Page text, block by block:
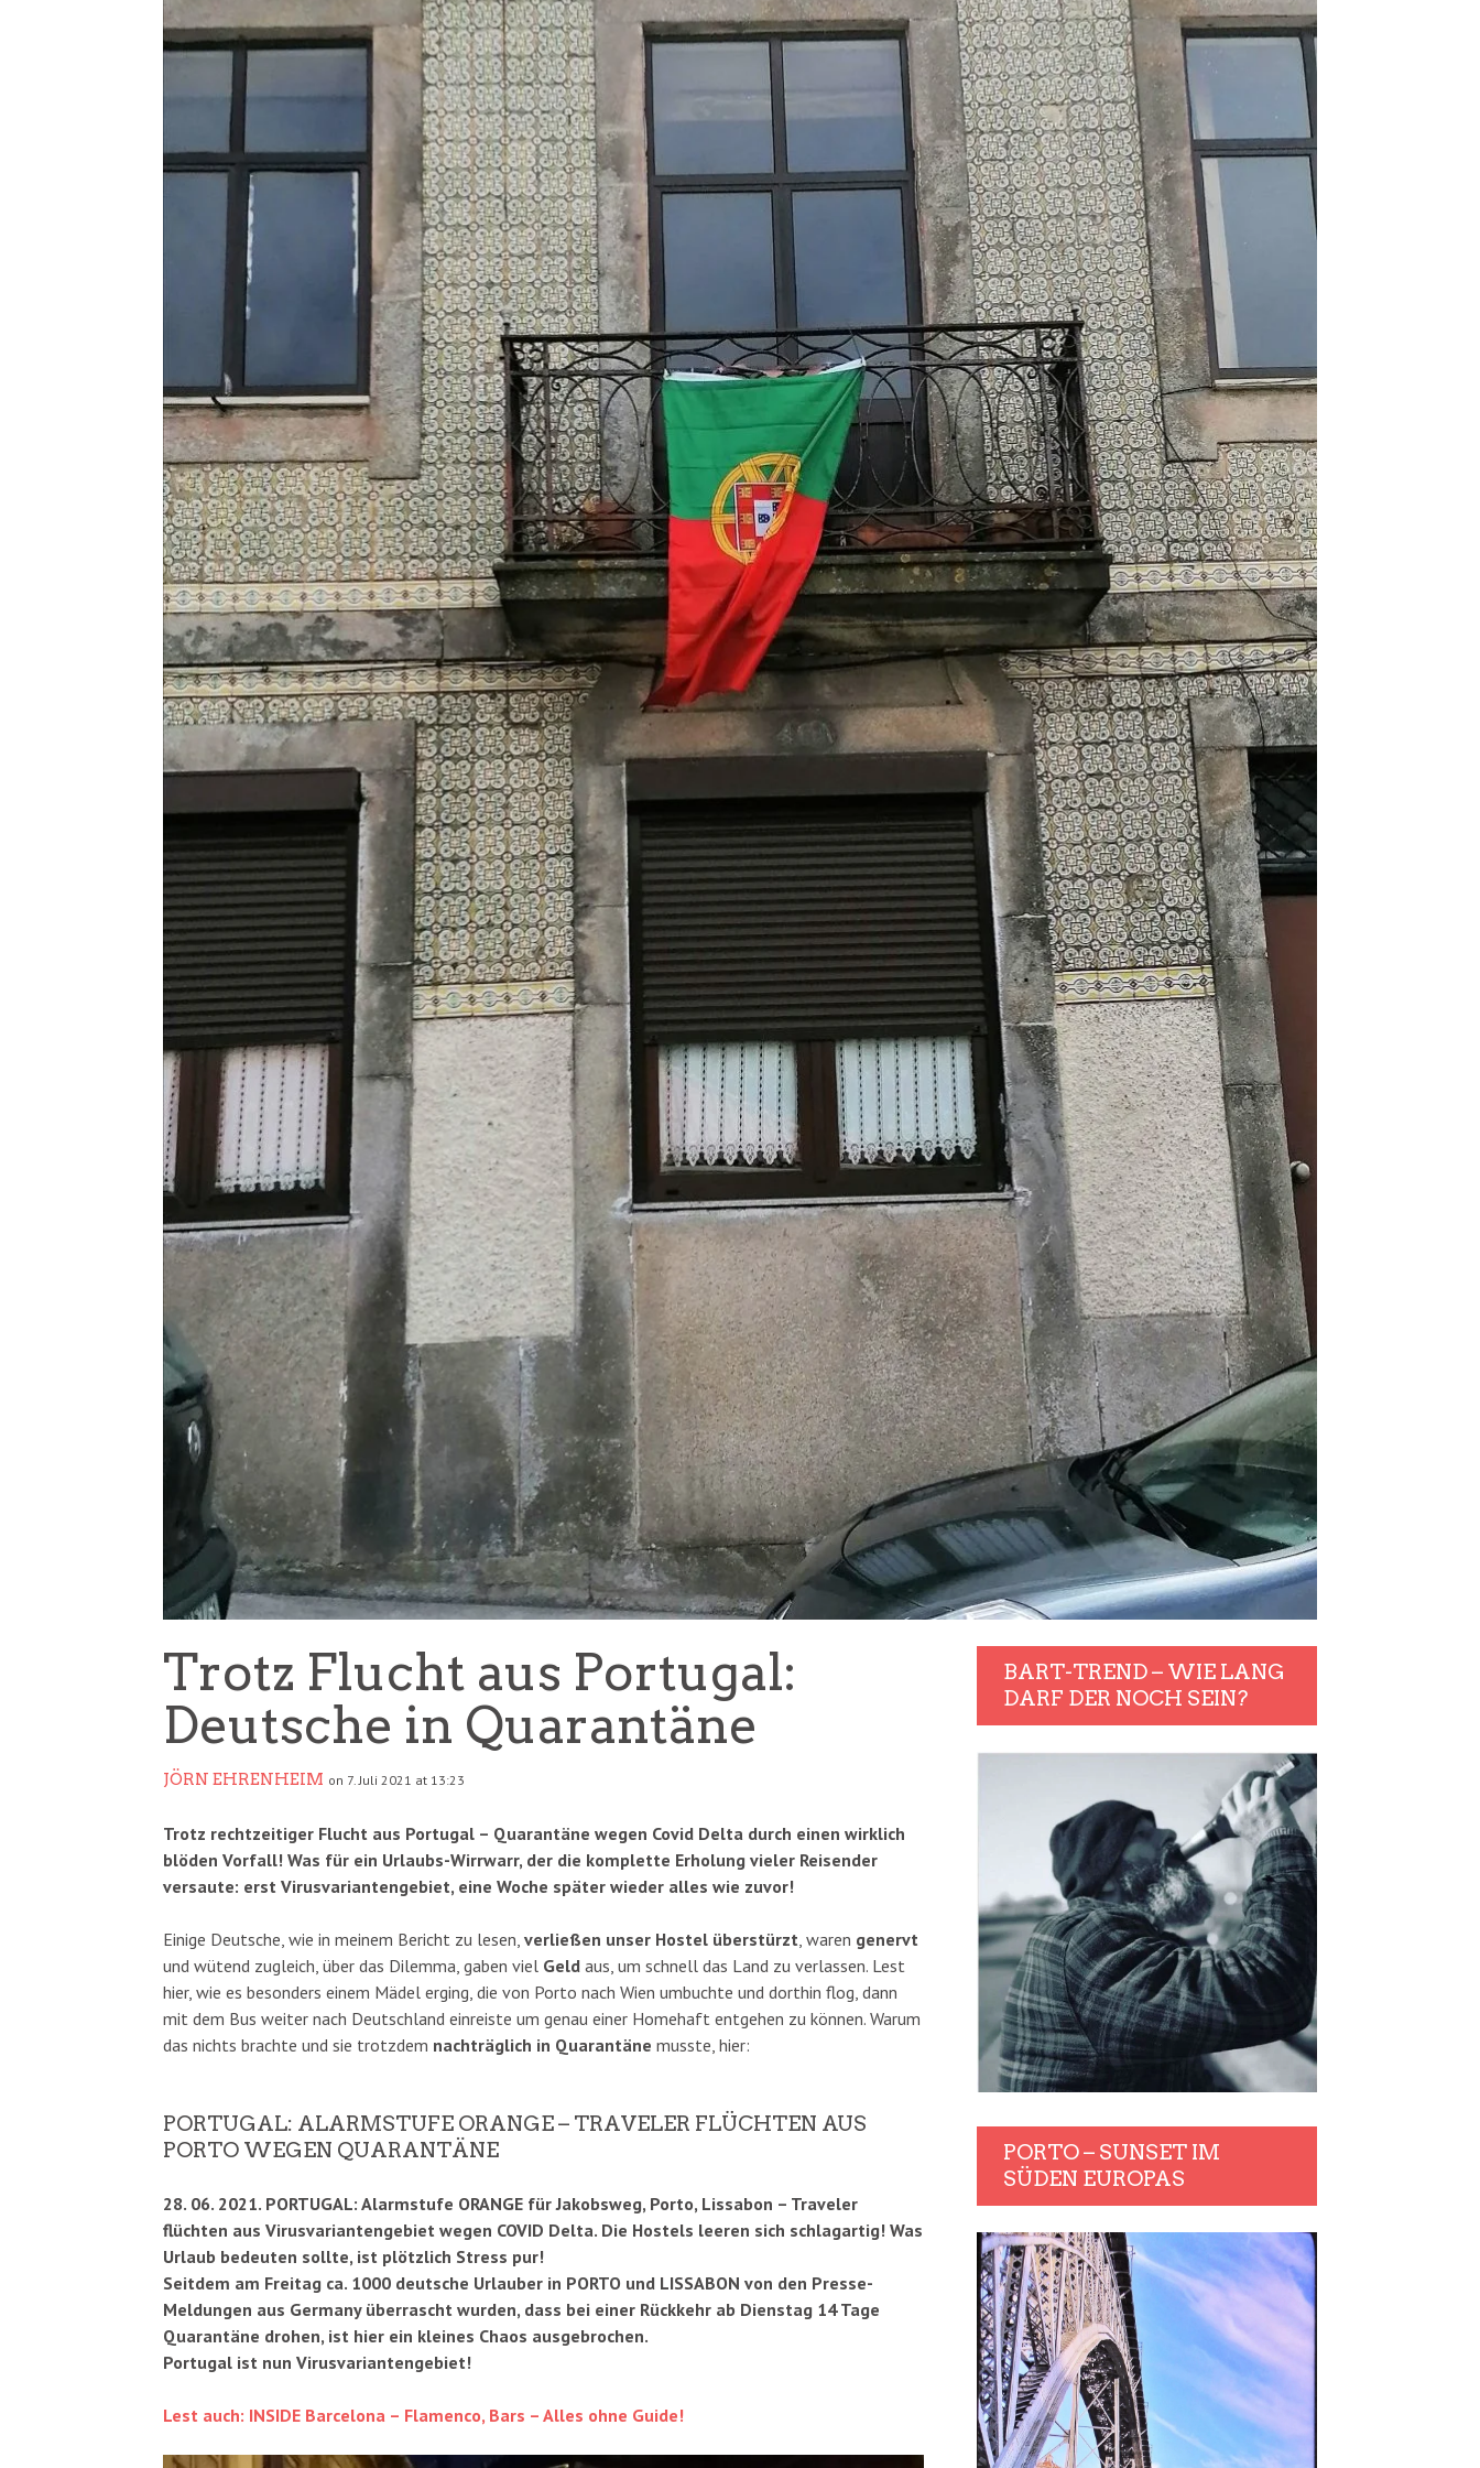
Trotz Flucht aus Portugal:
Deutsche in Quarantäne
JÖRN EHRENHEIM on 7. Juli 2021 at 13:23
Trotz rechtzeitiger Flucht aus Portugal – Quarantäne wegen Covid Delta durch einen wirklich
blöden Vorfall! Was für ein Urlaubs-Wirrwarr, der die komplette Erholung vieler Reisender
versaute: erst Virusvariantengebiet, eine Woche später wieder alles wie zuvor!
Einige Deutsche, wie in meinem Bericht zu lesen, verließen unser Hostel überstürzt , waren genervt
und wütend zugleich, über das Dilemma, gaben viel Geld aus, um schnell das Land zu verlassen. Lest
hier, wie es besonders einem Mädel erging, die von Porto nach Wien umbuchte und dorthin flog, dann
mit dem Bus weiter nach Deutschland einreiste um genau einer Homehaft entgehen zu können. Warum
das nichts brachte und sie trotzdem nachträglich in Quarantäne musste, hier:
PORTUGAL: ALARMSTUFE ORANGE – TRAVELER FLÜCHTEN AUS
PORTO WEGEN QUARANTÄNE
28. 06. 2021. PORTUGAL: Alarmstufe ORANGE für Jakobsweg, Porto, Lissabon – Traveler
flüchten aus Virusvariantengebiet wegen COVID Delta. Die Hostels leeren sich schlagartig! Was
Urlaub bedeuten sollte, ist plötzlich Stress pur!
Seitdem am Freitag ca. 1000 deutsche Urlauber in PORTO und LISSABON von den Presse-
Meldungen aus Germany überrascht wurden, dass bei einer Rückkehr ab Dienstag 14 Tage
Quarantäne drohen, ist hier ein kleines Chaos ausgebrochen.
Portugal ist nun Virusvariantengebiet!
Lest auch: INSIDE Barcelona – Flamenco, Bars – Alles ohne Guide!
BART-TREND – WIE LANG
DARF DER NOCH SEIN?
PORTO – SUNSET IM
SÜDEN EUROPAS